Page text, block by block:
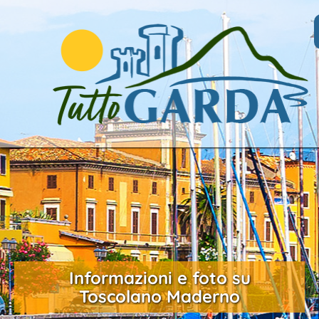
Informazioni e foto su
Toscolano Maderno